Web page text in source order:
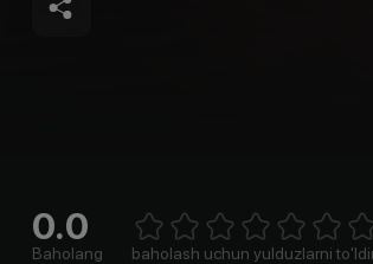
0.0
Baholang 1 Star2 Stars3 Stars4 Stars5 Stars6 Stars
7
baholash uchun yulduzlarni